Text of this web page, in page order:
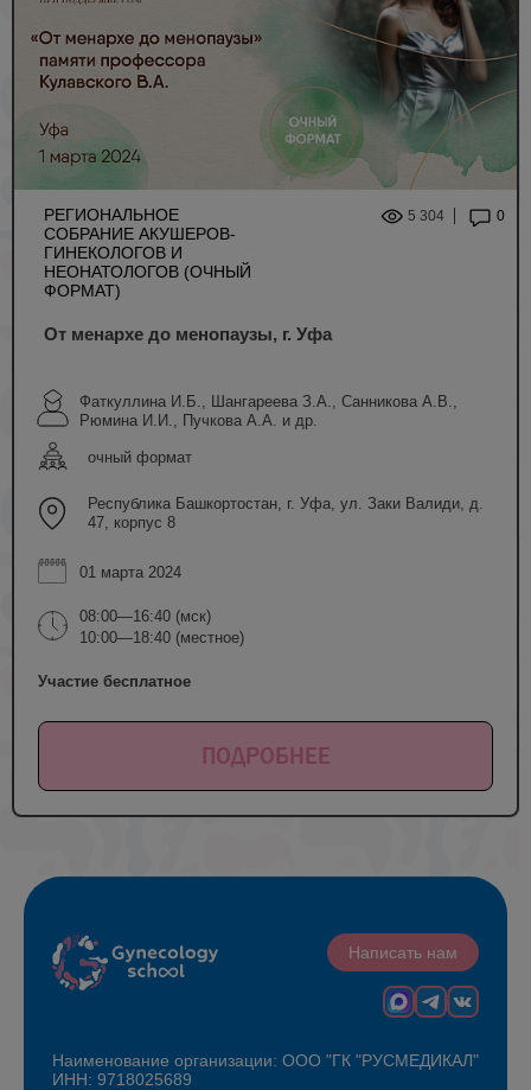
РЕГИОНАЛЬНОЕ
СОБРАНИЕ АКУШЕРОВ-
ГИНЕКОЛОГОВ И
НЕОНАТОЛОГОВ (ОЧНЫЙ
ФОРМАТ)
5 304 0
От менархе до менопаузы, г. Уфа
Фаткуллина И.Б., Шангареева З.А., Санникова А.В.,
Рюмина И.И., Пучкова А.А. и др.
очный формат
Республика Башкортостан, г. Уфа, ул. Заки Валиди, д.
47, корпус 8
01 марта 2024
08:00—16:40 (мск)
10:00—18:40 (местное)
Участие бесплатное
ПОДРОБНЕЕ
Написать нам
Наименование организации: ООО "ГК "РУСМЕДИКАЛ"
ИНН: 9718025689